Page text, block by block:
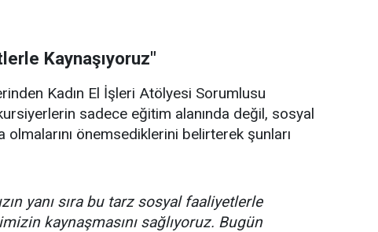
Kaynaşıyoruz"
Kadın El İşleri Atölyesi Sorumlusu
sadece eğitim alanında değil, sosyal
olmalarını önemsediklerini belirterek şunları
yanı sıra bu tarz sosyal faaliyetlerle
kaynaşmasını sağlıyoruz. Bugün